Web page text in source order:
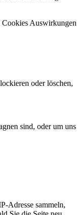
Cookies Auswirkungen
oder löschen,
sind, oder um uns
Adresse sammeln,